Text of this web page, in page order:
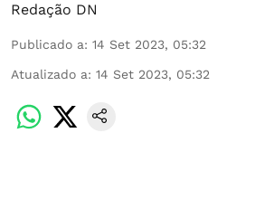
Redação DN
Publicado a: 14 Set 2023, 05:32
Atualizado a: 14 Set 2023, 05:32